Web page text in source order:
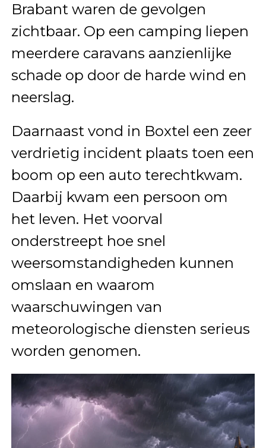
Brabant waren de gevolgen
zichtbaar. Op een camping liepen
meerdere caravans aanzienlijke
schade op door de harde wind en
neerslag.
Daarnaast vond in Boxtel een zeer
verdrietig incident plaats toen een
boom op een auto terechtkwam.
Daarbij kwam een persoon om
het leven. Het voorval
onderstreept hoe snel
weersomstandigheden kunnen
omslaan en waarom
waarschuwingen van
meteorologische diensten serieus
worden genomen.